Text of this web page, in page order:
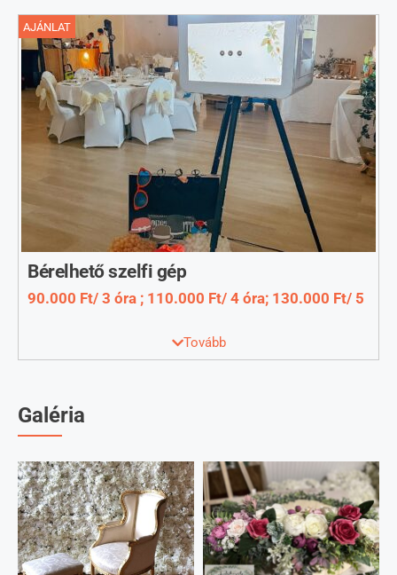
AJÁNLAT
Bérelhető szelfi gép
90.000 Ft/ 3 óra ; 110.000 Ft/ 4 óra; 130.000 Ft/ 5
Ha szelfi, akkor MI ! Precízek, megbízhatóak, segítőkészek,
képeket készíteni. Ezekből örök emlék készül a vendégkönyvbe
Tovább
Galéria